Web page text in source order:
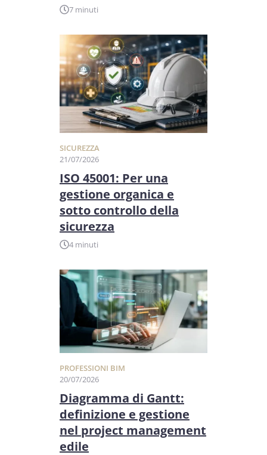
7 minuti
SICUREZZA
21/07/2026
ISO 45001: Per una
gestione organica e
sotto controllo della
sicurezza
4 minuti
PROFESSIONI BIM
20/07/2026
Diagramma di Gantt:
definizione e gestione
nel project management
edile